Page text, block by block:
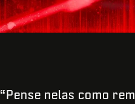
“Pense nelas como